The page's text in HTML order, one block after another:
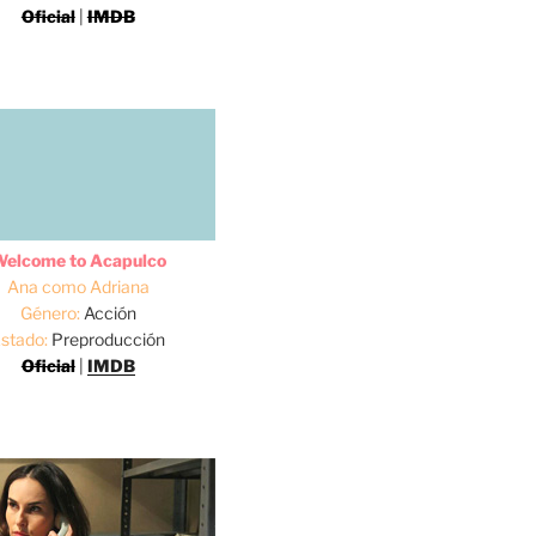
Oficial|IMDB
to Acapulco
Ana como Adriana
Género:Acción
Preproducción
Oficial| IMDB